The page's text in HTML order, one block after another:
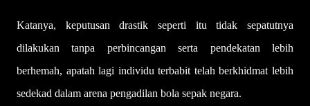
Katanya, keputusan drastik seperti itu tidak sepatutnya
dilakukan tanpa perbincangan serta pendekatan lebih
berhemah, apatah lagi individu terbabit telah berkhidmat lebih
sedekad dalam arena pengadilan bola sepak negara.